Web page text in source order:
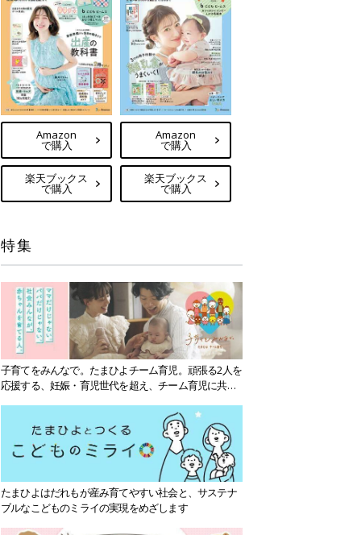
Amazon
で購入
楽天ブックス
で購入
Amazon
で購入
楽天ブックス
で購入
特集
子育てをみんなで。たまひよチーム育児。頑張る2人を
応援する、妊娠・育児世代を超え、チーム育児に共感
たまひよはだれもが産み育てやすい社会と、サステナ
ブルなこどものミライの実現をめざします